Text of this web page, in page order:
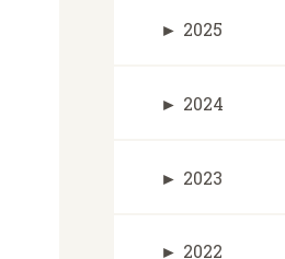
► 2025
► 2024
► 2023
► 2022